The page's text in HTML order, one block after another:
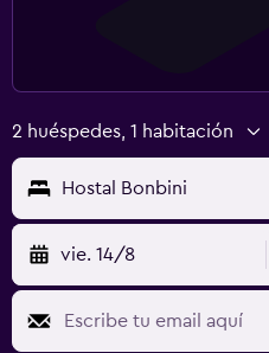
2 huéspedes, 1 habitación
Hostal Bonbini
vie. 14/8